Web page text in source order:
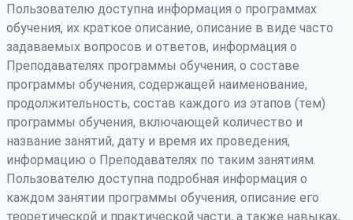
Пользователю доступна информация о программах
обучения, их краткое описание, описание в виде часто
задаваемых вопросов и ответов, информация о
Преподавателях программы обучения, о составе
программы обучения, содержащей наименование,
продолжительность, состав каждого из этапов (тем)
программы обучения, включающей количество и
название занятий, дату и время их проведения,
информацию о Преподавателях по таким занятиям.
Пользователю доступна подробная информация о
каждом занятии программы обучения, описание его
теоретической и практической части, а также навыках,